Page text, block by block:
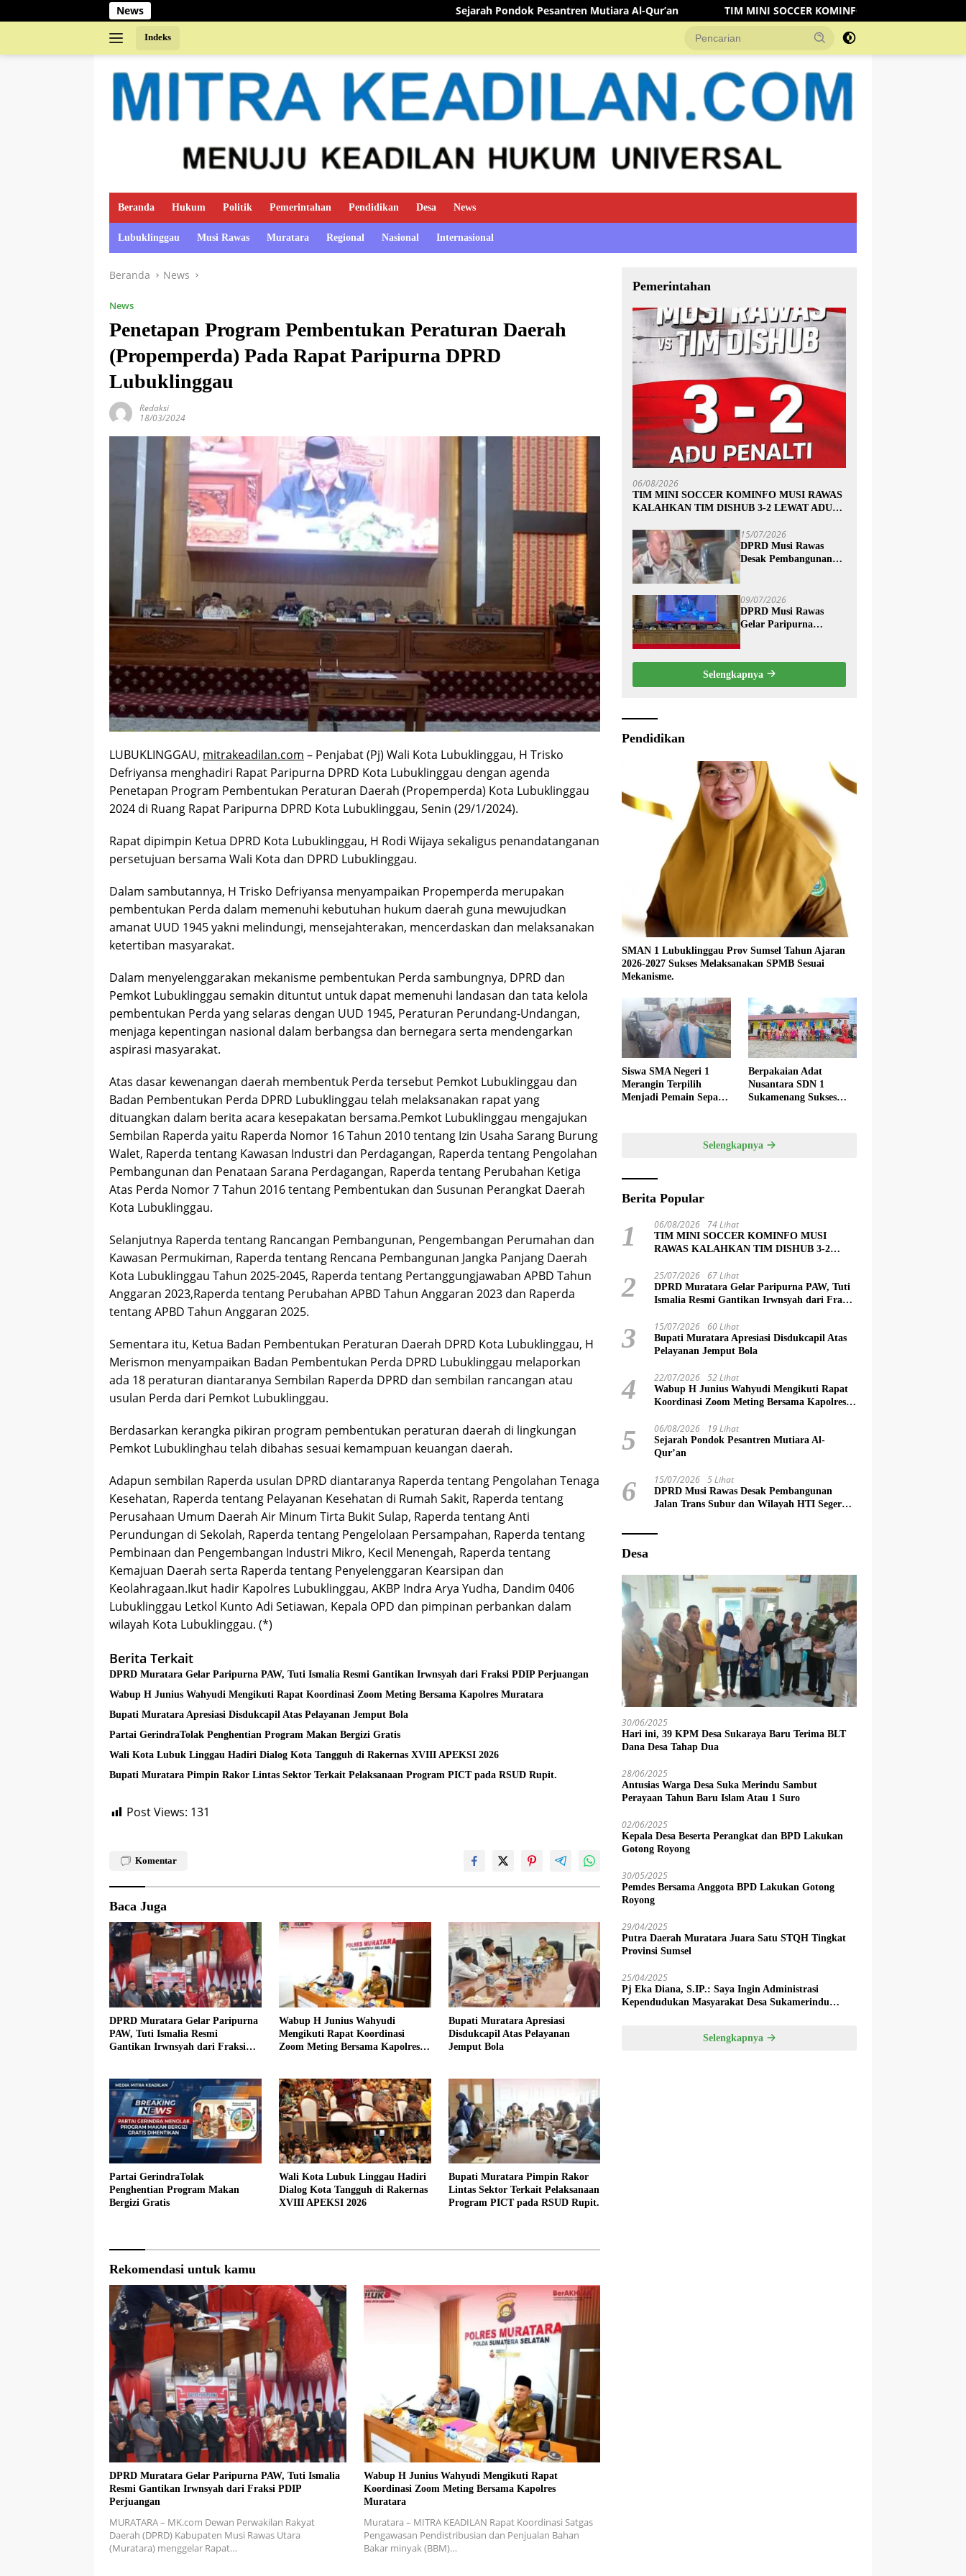
ke
News Sejarah Pondok Pesantren Mutiara Al-Qur’an TIM MINI SOCCER KOMINFO MUSI RAWAS KALAHKAN TIM DISHUB 3-2
Indeks
Beranda Hukum Politik Pemerintahan Pendidikan Desa News
Lubuklinggau Musi Rawas Muratara Regional Nasional Internasional
Beranda News
News
Penetapan Program Pembentukan Peraturan Daerah
(Propemperda) Pada Rapat Paripurna DPRD
Lubuklinggau
Redaksi
18/03/2024
LUBUKLINGGAU, mitrakeadilan.com – Penjabat (Pj) Wali Kota Lubuklinggau, H Trisko
Defriyansa menghadiri Rapat Paripurna DPRD Kota Lubuklinggau dengan agenda
Penetapan Program Pembentukan Peraturan Daerah (Propemperda) Kota Lubuklinggau
2024 di Ruang Rapat Paripurna DPRD Kota Lubuklinggau, Senin (29/1/2024).
Rapat dipimpin Ketua DPRD Kota Lubuklinggau, H Rodi Wijaya sekaligus penandatanganan
persetujuan bersama Wali Kota dan DPRD Lubuklinggau.
Dalam sambutannya, H Trisko Defriyansa menyampaikan Propemperda merupakan
pembentukan Perda dalam memenuhi kebutuhan hukum daerah guna mewujudkan
amanat UUD 1945 yakni melindungi, mensejahterakan, mencerdaskan dan melaksanakan
ketertiban masyarakat.
Dalam menyelenggarakan mekanisme pembentukan Perda sambungnya, DPRD dan
Pemkot Lubuklinggau semakin dituntut untuk dapat memenuhi landasan dan tata kelola
pembentukan Perda yang selaras dengan UUD 1945, Peraturan Perundang-Undangan,
menjaga kepentingan nasional dalam berbangsa dan bernegara serta mendengarkan
aspirasi masyarakat.
Atas dasar kewenangan daerah membentuk Perda tersebut Pemkot Lubuklinggau dan
Badan Pembentukan Perda DPRD Lubuklinggau telah melaksanakan rapat yang
dituangkan dalam berita acara kesepakatan bersama.Pemkot Lubuklinggau mengajukan
Sembilan Raperda yaitu Raperda Nomor 16 Tahun 2010 tentang Izin Usaha Sarang Burung
Walet, Raperda tentang Kawasan Industri dan Perdagangan, Raperda tentang Pengolahan
Pembangunan dan Penataan Sarana Perdagangan, Raperda tentang Perubahan Ketiga
Atas Perda Nomor 7 Tahun 2016 tentang Pembentukan dan Susunan Perangkat Daerah
Kota Lubuklinggau.
Selanjutnya Raperda tentang Rancangan Pembangunan, Pengembangan Perumahan dan
Kawasan Permukiman, Raperda tentang Rencana Pembangunan Jangka Panjang Daerah
Kota Lubuklinggau Tahun 2025-2045, Raperda tentang Pertanggungjawaban APBD Tahun
Anggaran 2023,Raperda tentang Perubahan APBD Tahun Anggaran 2023 dan Raperda
tentang APBD Tahun Anggaran 2025.
Sementara itu, Ketua Badan Pembentukan Peraturan Daerah DPRD Kota Lubuklinggau, H
Merismon menyampaikan Badan Pembentukan Perda DPRD Lubuklinggau melaporkan
ada 18 peraturan diantaranya Sembilan Raperda DPRD dan sembilan rancangan atau
usulan Perda dari Pemkot Lubuklinggau.
Berdasarkan kerangka pikiran program pembentukan peraturan daerah di lingkungan
Pemkot Lubuklinghau telah dibahas sesuai kemampuan keuangan daerah.
Adapun sembilan Raperda usulan DPRD diantaranya Raperda tentang Pengolahan Tenaga
Kesehatan, Raperda tentang Pelayanan Kesehatan di Rumah Sakit, Raperda tentang
Perusahaan Umum Daerah Air Minum Tirta Bukit Sulap, Raperda tentang Anti
Perundungan di Sekolah, Raperda tentang Pengelolaan Persampahan, Raperda tentang
Pembinaan dan Pengembangan Industri Mikro, Kecil Menengah, Raperda tentang
Kemajuan Daerah serta Raperda tentang Penyelenggaran Kearsipan dan
Keolahragaan.Ikut hadir Kapolres Lubuklinggau, AKBP Indra Arya Yudha, Dandim 0406
Lubuklinggau Letkol Kunto Adi Setiawan, Kepala OPD dan pimpinan perbankan dalam
wilayah Kota Lubuklinggau. (*)
Berita Terkait
DPRD Muratara Gelar Paripurna PAW, Tuti Ismalia Resmi Gantikan Irwnsyah dari Fraksi PDIP Perjuangan
Wabup H Junius Wahyudi Mengikuti Rapat Koordinasi Zoom Meting Bersama Kapolres Muratara
Bupati Muratara Apresiasi Disdukcapil Atas Pelayanan Jemput Bola
Partai GerindraTolak Penghentian Program Makan Bergizi Gratis
Wali Kota Lubuk Linggau Hadiri Dialog Kota Tangguh di Rakernas XVIII APEKSI 2026
Bupati Muratara Pimpin Rakor Lintas Sektor Terkait Pelaksanaan Program PICT pada RSUD Rupit.
Post Views: 131
Komentar
Baca Juga
DPRD Muratara Gelar Paripurna
PAW, Tuti Ismalia Resmi
Gantikan Irwnsyah dari Fraksi
Wabup H Junius Wahyudi
Mengikuti Rapat Koordinasi
Zoom Meting Bersama Kapolres
Bupati Muratara Apresiasi
Disdukcapil Atas Pelayanan
Jemput Bola
Partai GerindraTolak
Penghentian Program Makan
Bergizi Gratis
Wali Kota Lubuk Linggau Hadiri
Dialog Kota Tangguh di Rakernas
XVIII APEKSI 2026
Bupati Muratara Pimpin Rakor
Lintas Sektor Terkait Pelaksanaan
Program PICT pada RSUD Rupit.
Rekomendasi untuk kamu
DPRD Muratara Gelar Paripurna PAW, Tuti Ismalia
Resmi Gantikan Irwnsyah dari Fraksi PDIP
Perjuangan
MURATARA – MK.com Dewan Perwakilan Rakyat
Daerah (DPRD) Kabupaten Musi Rawas Utara
(Muratara) menggelar Rapat…
Wabup H Junius Wahyudi Mengikuti Rapat
Koordinasi Zoom Meting Bersama Kapolres
Muratara
Muratara – MITRA KEADILAN Rapat Koordinasi Satgas
Pengawasan Pendistribusian dan Penjualan Bahan
Bakar minyak (BBM)…
Pemerintahan
06/08/2026
TIM MINI SOCCER KOMINFO MUSI RAWAS
KALAHKAN TIM DISHUB 3-2 LEWAT ADU
15/07/2026
DPRD Musi Rawas
Desak Pembangunan
Dituntaskan
09/07/2026
DPRD Musi Rawas
Gelar Paripurna
Bupati Musi Rawas
2025
Selengkapnya
Pendidikan
SMAN 1 Lubuklinggau Prov Sumsel Tahun Ajaran
2026-2027 Sukses Melaksanakan SPMB Sesuai
Mekanisme.
Siswa SMA Negeri 1
Merangin Terpilih
Menjadi Pemain Sepak
Berpakaian Adat
Nusantara SDN 1
Sukamenang Sukses
Selengkapnya
Berita Popular
1 06/08/2026 74 Lihat
TIM MINI SOCCER KOMINFO MUSI
RAWAS KALAHKAN TIM DISHUB 3-2
2 25/07/2026 67 Lihat
DPRD Muratara Gelar Paripurna PAW, Tuti
Ismalia Resmi Gantikan Irwnsyah dari Fraksi
3 15/07/2026 60 Lihat
Bupati Muratara Apresiasi Disdukcapil Atas
Pelayanan Jemput Bola
4 22/07/2026 52 Lihat
Wabup H Junius Wahyudi Mengikuti Rapat
Koordinasi Zoom Meting Bersama Kapolres
5 06/08/2026 19 Lihat
Sejarah Pondok Pesantren Mutiara Al-
Qur’an
6 15/07/2026 5 Lihat
DPRD Musi Rawas Desak Pembangunan
Jalan Trans Subur dan Wilayah HTI Segera
Desa
30/06/2025
Hari ini, 39 KPM Desa Sukaraya Baru Terima BLT
Dana Desa Tahap Dua
28/06/2025
Antusias Warga Desa Suka Merindu Sambut
Perayaan Tahun Baru Islam Atau 1 Suro
02/06/2025
Kepala Desa Beserta Perangkat dan BPD Lakukan
Gotong Royong
30/05/2025
Pemdes Bersama Anggota BPD Lakukan Gotong
Royong
29/04/2025
Putra Daerah Muratara Juara Satu STQH Tingkat
Provinsi Sumsel
25/04/2025
Pj Eka Diana, S.IP.: Saya Ingin Administrasi
Kependudukan Masyarakat Desa Sukamerindu
Selengkapnya